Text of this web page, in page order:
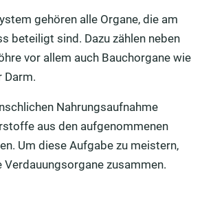
gehören alle Organe, die am
beteiligt sind. Dazu zählen neben
vor allem auch Bauchorgane wie
Darm.
Nahrungsaufnahme
aus den aufgenommenen
Um diese Aufgabe zu meistern,
Verdauungsorgane zusammen.